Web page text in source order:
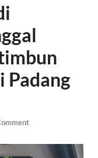
Padang